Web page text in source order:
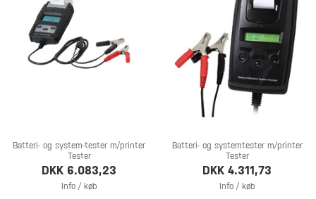
Batteri- og system-tester m/printer
Tester
DKK 6.083,23
Info / køb
Batteri- og systemtester m/printer
Tester
DKK 4.311,73
Info / køb